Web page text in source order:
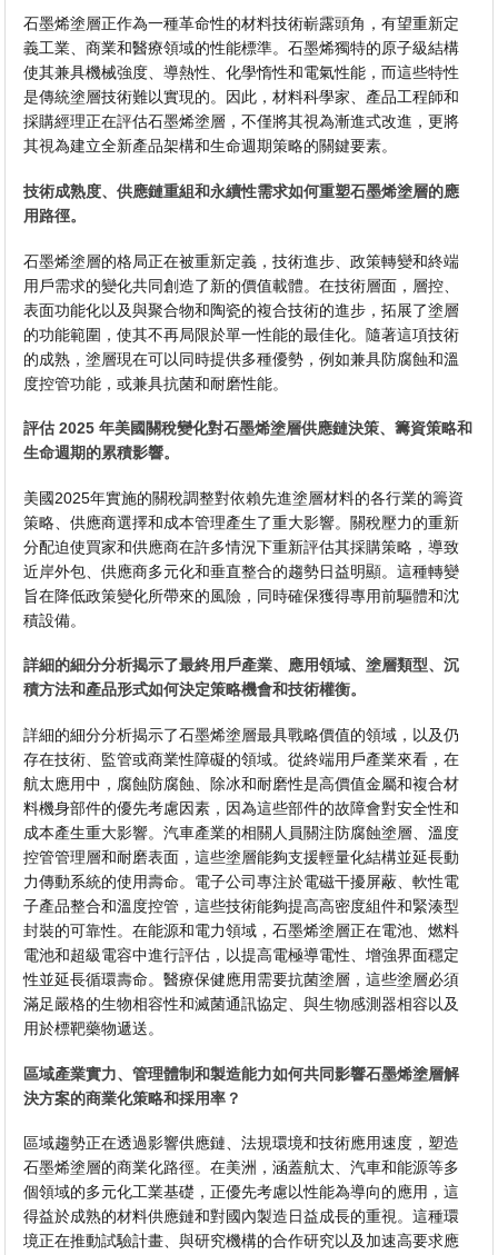
石墨烯塗層正作為一種革命性的材料技術嶄露頭角，有望重新定
義工業、商業和醫療領域的性能標準。石墨烯獨特的原子級結構
使其兼具機械強度、導熱性、化學惰性和電氣性能，而這些特性
是傳統塗層技術難以實現的。因此，材料科學家、產品工程師和
採購經理正在評估石墨烯塗層，不僅將其視為漸進式改進，更將
其視為建立全新產品架構和生命週期策略的關鍵要素。
技術成熟度、供應鏈重組和永續性需求如何重塑石墨烯塗層的應
用路徑。
石墨烯塗層的格局正在被重新定義，技術進步、政策轉變和終端
用戶需求的變化共同創造了新的價值載體。在技​​術層面，層控、
表面功能化以及與聚合物和陶瓷的複合技術的進步，拓展了塗層
的功能範圍，使其不再局限於單一性能的最佳化。隨著這項技術
的成熟，塗層現在可以同時提供多種優勢，例如兼具防腐蝕和溫
度控管功能，或兼具抗菌和耐磨性能。
評估 2025 年美國關稅變化對石墨烯塗層供應鏈決策、籌資策略和
生命週期的累積影響。
美國2025年實施的關稅調整對依賴先進塗層材料的各行業的籌資
策略、供應商選擇和成本管理產生了重大影響。關稅壓力的重新
分配迫使買家和供應商在許多情況下重新評估其採購策略，導致
近岸外包、供應商多元化和垂直整合的趨勢日益明顯。這種轉變
旨在降低政策變化所帶來的風險，同時確保獲得專用前驅體和沈
積設備。
詳細的細分分析揭示了最終用戶產業、應用領域、塗層類型、沉
積方法和產品形式如何決定策略機會和技術權衡。
詳細的細分分析揭示了石墨烯塗層最具戰略價值的領域，以及仍
存在技術、監管或商業性障礙的領域。從終端用戶產業來看，在
航太應用中，腐蝕防腐蝕、除冰和耐磨性是高價值金屬和複合材
料機身部件的優先考慮因素，因為這些部件的故障會對安全性和
成本產生重大影響。汽車產業的相關人員關注防腐蝕塗層、溫度
控管管理層和耐磨表面，這些塗層能夠支援輕量化結構並延長動
力傳動系統的使用壽命。電子公司專注於電磁干擾屏蔽、軟性電
子產品整合和溫度控管，這些技術能夠提高高密度組件和緊湊型
封裝的可靠性。在能源和電力領域，石墨烯塗層正在電池、燃料
電池和超級電容中進行評估，以提高電極導電性、增強界面穩定
性並延長循環壽命。醫療保健應用需要抗菌塗層，這些塗層必須
滿足嚴格的生物相容性和滅菌通訊協定、與生物感測器相容以及
用於標靶藥物遞送。
區域產業實力、管理體制和製造能力如何共同影響石墨烯塗層解
決方案的商業化策略和採用率？
區域趨勢正在透過影響供應鏈、法規環境和技術應用速度，塑造
石墨烯塗層的商業化路徑。在美洲，涵蓋航太、汽車和能源等多
個領域的多元化工業基礎，正優先考慮以性能為導向的應用，這
得益於成熟的材料供應鏈和對國內製造日益成長的重視。這種環
境正在推動試驗計畫、與研究機構的合作研究以及加速高要求應